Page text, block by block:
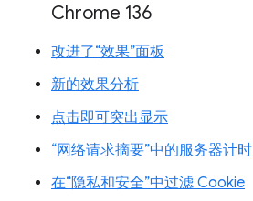
Chrome 136
改进了“效果”面板
新的效果分析
点击即可突出显示
“网络请求摘要”中的服务器计时
在“隐私和安全”中过滤 Cookie